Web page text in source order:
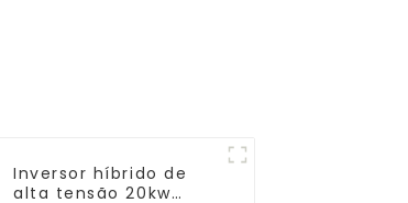
Inversor híbrido de
alta tensão 20kw